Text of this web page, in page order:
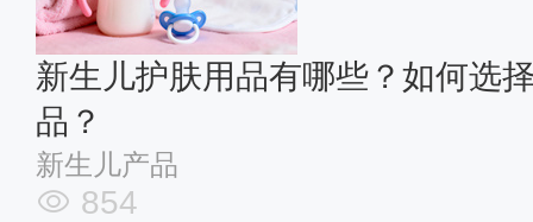
新生儿护肤用品有哪些？如何选
品？
新生儿产品
854